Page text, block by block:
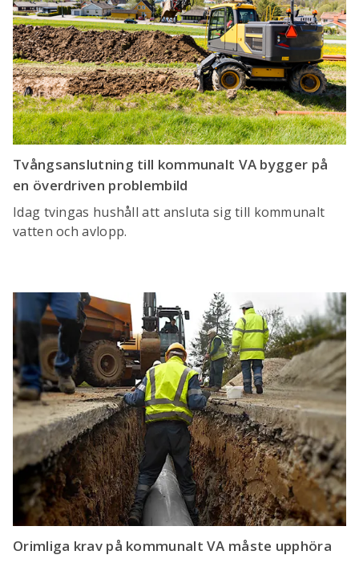
Tvångsanslutning till kommunalt VA bygger på
en överdriven problembild
Idag tvingas hushåll att ansluta sig till kommunalt
vatten och avlopp.
Orimliga krav på kommunalt VA måste upphöra